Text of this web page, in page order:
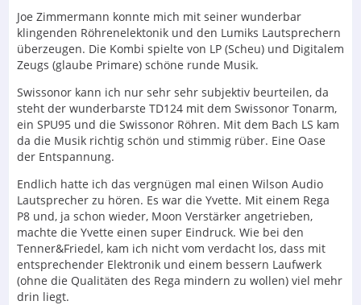
Joe Zimmermann konnte mich mit seiner wunderbar
klingenden Röhrenelektonik und den Lumiks Lautsprechern
überzeugen. Die Kombi spielte von LP (Scheu) und Digitalem
Zeugs (glaube Primare) schöne runde Musik.
Swissonor kann ich nur sehr sehr subjektiv beurteilen, da
steht der wunderbarste TD124 mit dem Swissonor Tonarm,
ein SPU95 und die Swissonor Röhren. Mit dem Bach LS kam
da die Musik richtig schön und stimmig rüber. Eine Oase
der Entspannung.
Endlich hatte ich das vergnügen mal einen Wilson Audio
Lautsprecher zu hören. Es war die Yvette. Mit einem Rega
P8 und, ja schon wieder, Moon Verstärker angetrieben,
machte die Yvette einen super Eindruck. Wie bei den
Tenner&Friedel, kam ich nicht vom verdacht los, dass mit
entsprechender Elektronik und einem bessern Laufwerk
(ohne die Qualitäten des Rega mindern zu wollen) viel mehr
drin liegt.